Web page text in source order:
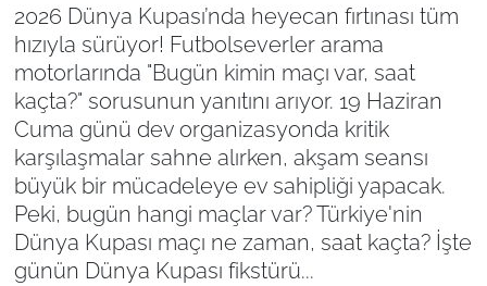
2026 Dünya Kupası’nda heyecan fırtınası tüm
hızıyla sürüyor! Futbolseverler arama
motorlarında "Bugün kimin maçı var, saat
kaçta?" sorusunun yanıtını arıyor. 19 Haziran
Cuma günü dev organizasyonda kritik
karşılaşmalar sahne alırken, akşam seansı
büyük bir mücadeleye ev sahipliği yapacak.
Peki, bugün hangi maçlar var? Türkiye'nin
Dünya Kupası maçı ne zaman, saat kaçta? İşte
günün Dünya Kupası fikstürü...